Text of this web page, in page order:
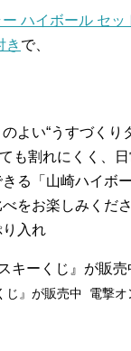
ハイボール セ
き で、
よい“うすづくり
も割れにくく、
る「山崎ハイボ
をお楽しみくだ
入れ
キーくじ』が販
じ』が販売中 電撃オ